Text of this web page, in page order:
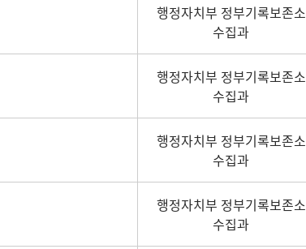
행정자치부 정부기록보존소
수집과
행정자치부 정부기록보존소
수집과
행정자치부 정부기록보존소
수집과
행정자치부 정부기록보존소
수집과